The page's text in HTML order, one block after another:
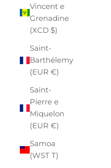
Vincent e
Grenadine
(XCD $)
Saint-
Barthélemy
(EUR €)
Saint-
Pierre e
Miquelon
(EUR €)
Samoa
(WST T)